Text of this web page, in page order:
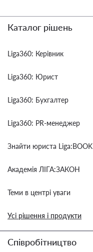
Каталог рішень
Liga360: Керівник
Liga360: Юрист
Liga360: Бухгалтер
Liga360: PR-менеджер
Знайти юриста Liga:BOOK
Академія ЛІГА:ЗАКОН
Теми в центрі уваги
Усі рішення і продукти
Співробітництво